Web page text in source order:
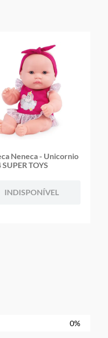
Neneca - Unicornio
TOYS
INDISPONÍVEL
0%